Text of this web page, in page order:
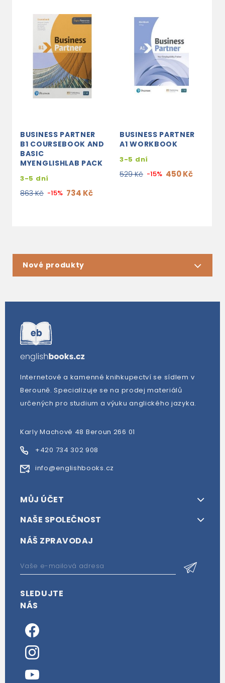
BUSINESS PARTNER
B1 COURSEBOOK AND
BASIC
MYENGLISHLAB PACK
3-5 dní
863 Kč -15% 734 Kč
BUSINESS PARTNER
A1 WORKBOOK
3-5 dní
529 Kč -15% 450 Kč
Nové produkty
Internetové a kamenné knihkupectví se sídlem v
Berouně. Specializuje se na prodej materiálů
určených pro studium a výuku anglického jazyka.
Karly Machové 48 Beroun 266 01
+420 734 302 908
info@englishbooks.cz
MŮJ ÚČET
NAŠE SPOLEČNOST
NÁŠ ZPRAVODAJ
SLEDUJTE
NÁS